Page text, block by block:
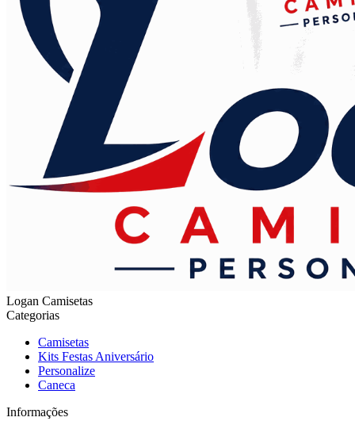
Logan Camisetas
Categorias
Camisetas
Kits Festas Aniversário
Personalize
Caneca
Informações